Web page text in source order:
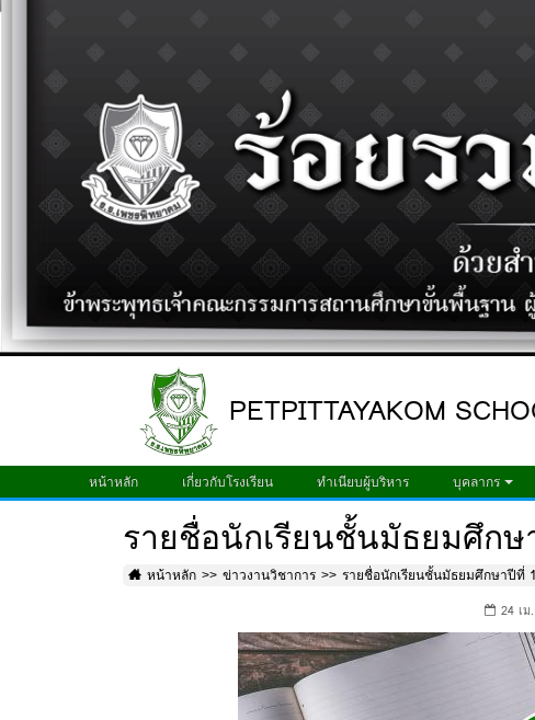
PETPITTAYAKOM
หน้าหลัก เกี่ยวกับโรงเรียน ทำเนียบผู้บริหาร บุคลากร
รายชื่อนักเรียนชั้นมัธยมศึกษ
หน้าหลัก ข่าวงานวิชาการ รายชื่อนักเรียนชั้นมัธยมศึกษาปีที่
24 เม